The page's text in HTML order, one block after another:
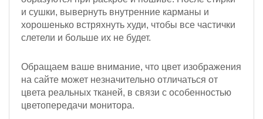
и сушки, вывернуть внутренние карманы и
хорошенько встряхнуть худи, чтобы все частички
слетели и больше их не будет.
Обращаем ваше внимание, что цвет изображения
на сайте может незначительно отличаться от
цвета реальных тканей, в связи с особенностью
цветопередачи монитора.